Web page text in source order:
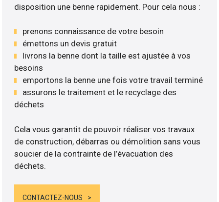
disposition une benne rapidement. Pour cela nous :
prenons connaissance de votre besoin
émettons un devis gratuit
livrons la benne dont la taille est ajustée à vos
besoins
emportons la benne une fois votre travail terminé
assurons le traitement et le recyclage des
déchets
Cela vous garantit de pouvoir réaliser vos travaux
de construction, débarras ou démolition sans vous
soucier de la contrainte de l’évacuation des
déchets.
CONTACTEZ-NOUS